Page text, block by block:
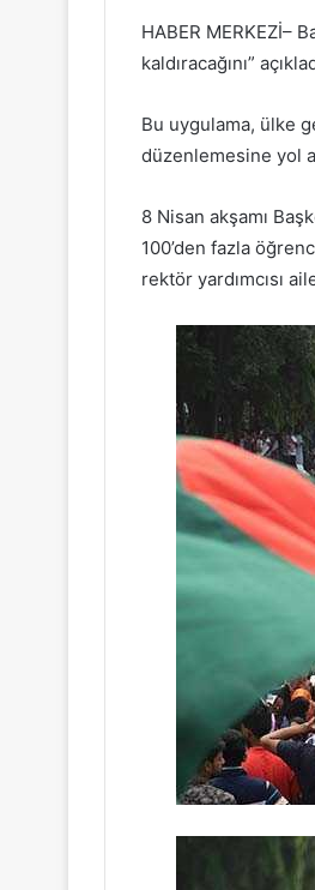
HABER MERKEZİ–
kaldıracağını”
Bu uygulama, ülke
düzenlemesine yol
8 Nisan akşamı
100’den fazla
rektör yardımcısı